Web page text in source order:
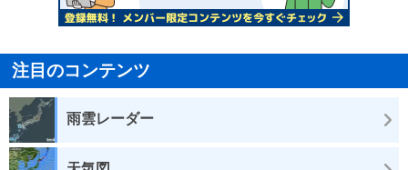
注目のコンテンツ
雨雲レーダー